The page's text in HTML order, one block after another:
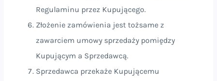
Regulaminu przez Kupującego.
Złożenie zamówienia jest tożsame z
zawarciem umowy sprzedaży pomiędzy
Kupującym a Sprzedawcą.
Sprzedawca przekaże Kupującemu